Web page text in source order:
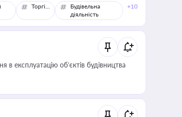
Торгівля
Будівельна
діяльність
+10
експлуатацію об’єктів будівництва